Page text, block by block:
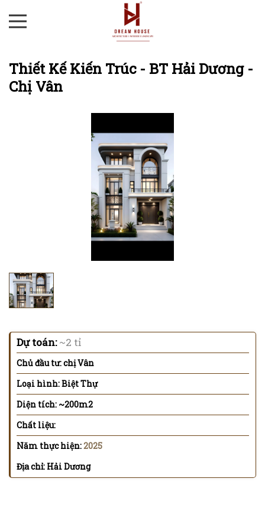
Thiết Kế Kiến Trúc - BT Hải Dương -
Chị Vân
Dự toán:~2 tỉ
Chủ đầu tư: chị Vân
Loại hình: Biệt Thự
Diện tích: ~200m2
Chất liệu:
Năm thực hiện:2025
Địa chỉ: Hải Dương